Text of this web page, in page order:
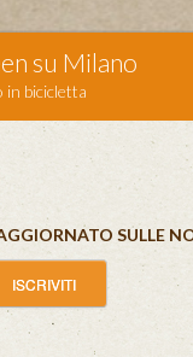
su Milano
in bicicletta
SULLE